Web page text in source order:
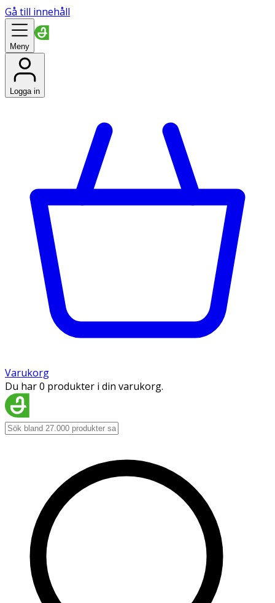
Gå till innehåll
Meny
Logga in
Varukorg
Du har 0 produkter i din varukorg.